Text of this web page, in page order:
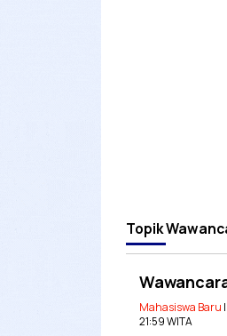
Topik
Mahasiswa Baru |
21:59 WITA